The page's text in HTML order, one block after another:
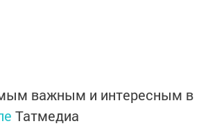
важным и интересным в
Татмедиа